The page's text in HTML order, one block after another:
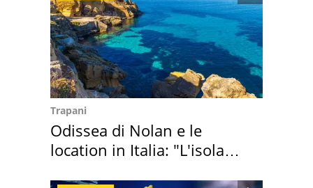
Trapani
Odissea di Nolan e le
location in Italia: "L'isola